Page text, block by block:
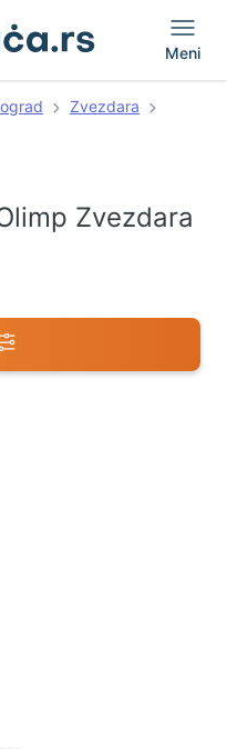
Meni
Zvezdara
Zvezdara